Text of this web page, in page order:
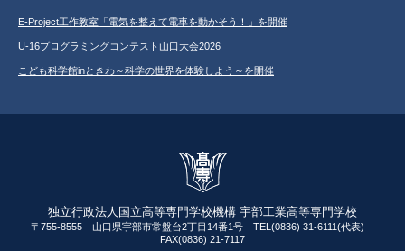
E-Project工作教室「電気を整えて電車を動かそう！」を開催
U-16プログラミングコンテスト山口大会2026
こども科学館inときわ～科学の世界を体験しよう～を開催
独立行政法人国立高等専門学校機構 宇部工業高等専門学校
〒755-8555 山口県宇部市常盤台2丁目14番1号 TEL(0836) 31-6111(代表)
FAX(0836) 21-7117